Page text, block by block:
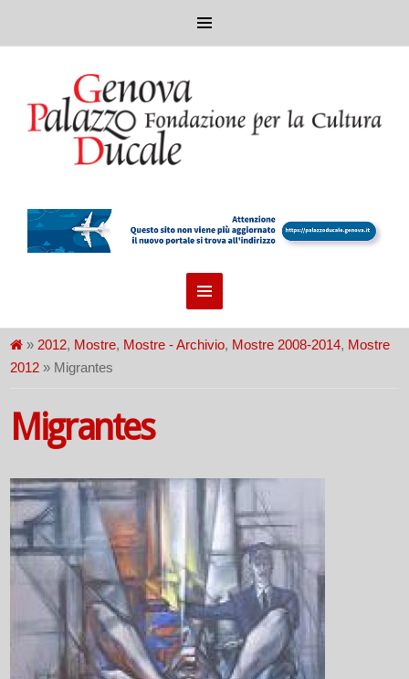
» 2012, Mostre, Mostre - Archivio, Mostre 2008-2014, Mostre
2012 » Migrantes
Migrantes